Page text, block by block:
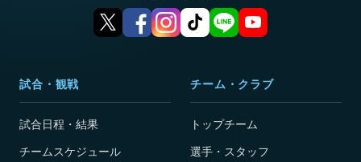
試合・観戦
試合日程・結果
チームスケジュール
チーム・クラブ
トップチーム
選手・スタッフ